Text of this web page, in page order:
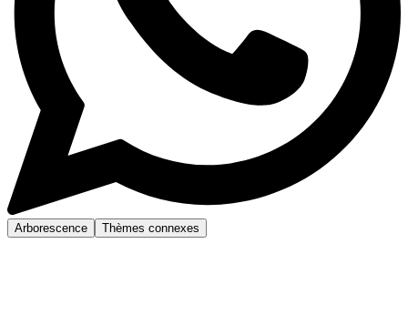
Arborescence Thèmes connexes